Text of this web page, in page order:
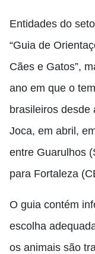
Entidades do
“Guia de
Cães e Gatos”,
ano em que o
brasileiros desde
Joca, em abril,
entre Guarulhos
para Fortaleza
O guia contém
escolha
os animais são